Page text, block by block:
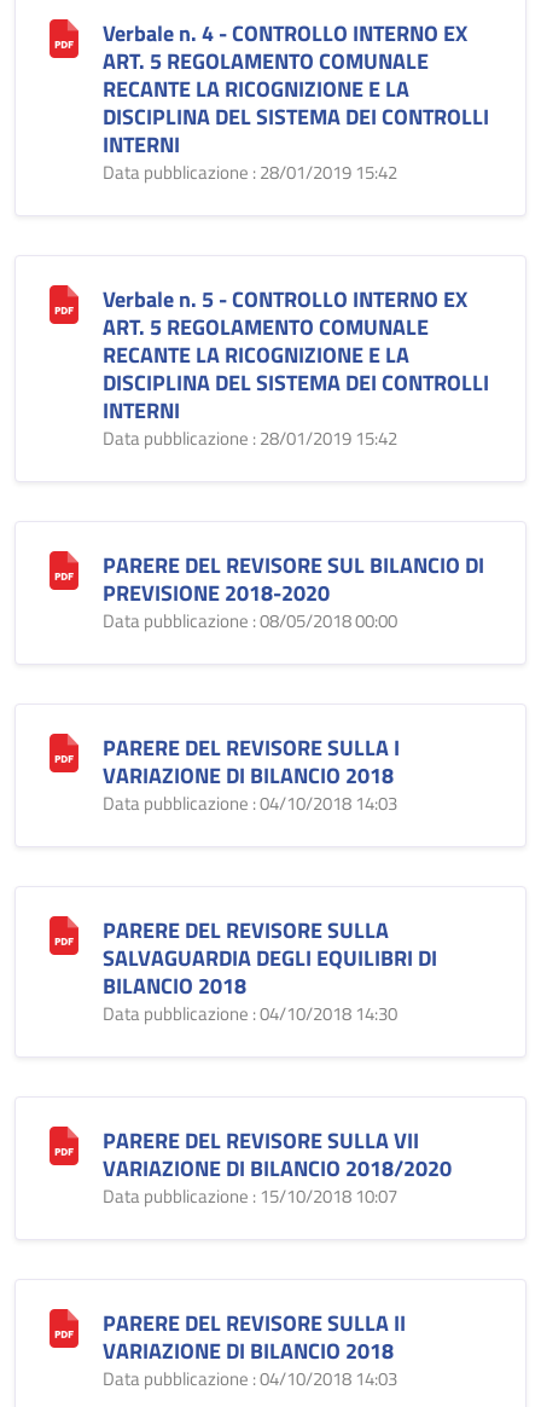
Verbale n. 4 - CONTROLLO INTERNO EX
ART. 5 REGOLAMENTO COMUNALE
RECANTE LA RICOGNIZIONE E LA
DISCIPLINA DEL SISTEMA DEI CONTROLLI
INTERNI
Data pubblicazione : 28/01/2019 15:42
Verbale n. 5 - CONTROLLO INTERNO EX
ART. 5 REGOLAMENTO COMUNALE
RECANTE LA RICOGNIZIONE E LA
DISCIPLINA DEL SISTEMA DEI CONTROLLI
INTERNI
Data pubblicazione : 28/01/2019 15:42
PARERE DEL REVISORE SUL BILANCIO DI
PREVISIONE 2018-2020
Data pubblicazione : 08/05/2018 00:00
PARERE DEL REVISORE SULLA I
VARIAZIONE DI BILANCIO 2018
Data pubblicazione : 04/10/2018 14:03
PARERE DEL REVISORE SULLA
SALVAGUARDIA DEGLI EQUILIBRI DI
BILANCIO 2018
Data pubblicazione : 04/10/2018 14:30
PARERE DEL REVISORE SULLA VII
VARIAZIONE DI BILANCIO 2018/2020
Data pubblicazione : 15/10/2018 10:07
PARERE DEL REVISORE SULLA II
VARIAZIONE DI BILANCIO 2018
Data pubblicazione : 04/10/2018 14:03